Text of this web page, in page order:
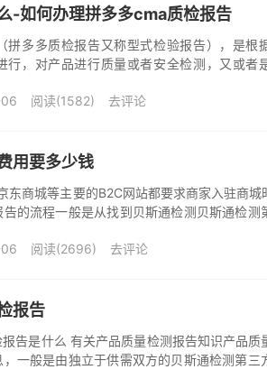
-如何办理拼多多cma质检报告
拼多多质检报告又称型式检验报告），是根
行，对产品进行质量或者安全检测，又或者
阅读(1582) 去评论
用要多少钱
东商城等主要的B2C网站都要求商家入驻商城
的流程一般是从找到贝斯通检测贝斯通检测
阅读(2696) 去评论
报告
告是什么 有关产品质量检测报告知识产品质
一般是由独立于供需双方的贝斯通检测第三